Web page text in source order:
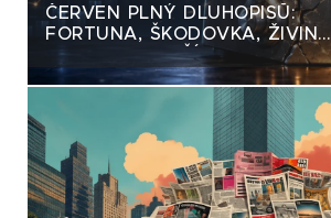
ČERVEN PLNÝ DLUHOPISŮ:
FORTUNA, ŠKODOVKA, ŽIVINA
A MNOHO DALŠÍCH